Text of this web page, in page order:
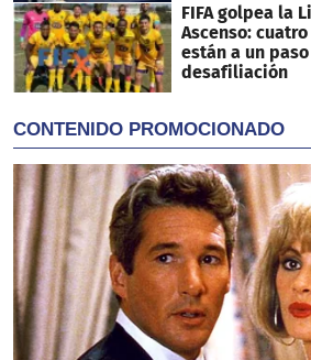
FIFA golpea la
Ascenso:
están a un
desafiliación